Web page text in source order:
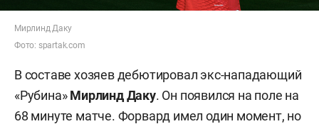
Мирлинд Даку
Фото: spartak.com
В составе хозяев дебютировал экс-нападающий
«Рубина»Мирлинд Даку. Он появился на поле на
68 минуте матче. Форвард имел один момент, но